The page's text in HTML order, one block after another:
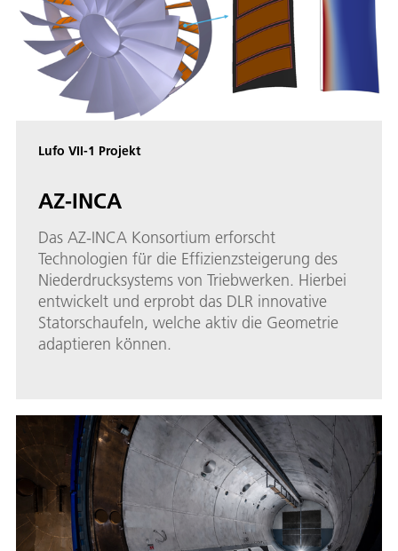
Lufo VII-1 Projekt
AZ-INCA
Das AZ-INCA Konsortium erforscht
Technologien für die Effizienzsteigerung des
Niederdrucksystems von Triebwerken. Hierbei
entwickelt und erprobt das DLR innovative
Statorschaufeln, welche aktiv die Geometrie
adaptieren können.